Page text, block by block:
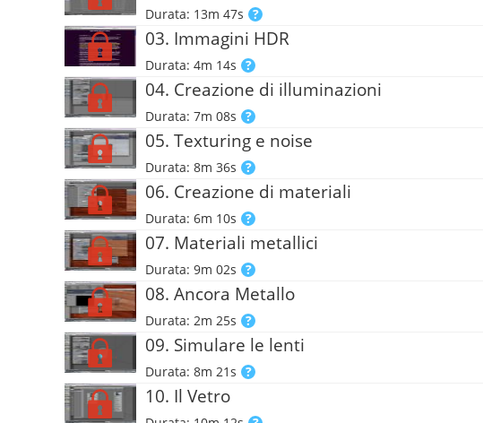
Durata: 13m 47s
03. Immagini HDR
Durata: 4m 14s
04. Creazione di illuminazioni
Durata: 7m 08s
05. Texturing e noise
Durata: 8m 36s
06. Creazione di materiali
Durata: 6m 10s
07. Materiali metallici
Durata: 9m 02s
08. Ancora Metallo
Durata: 2m 25s
09. Simulare le lenti
Durata: 8m 21s
10. Il Vetro